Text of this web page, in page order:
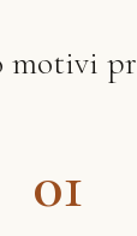
motivi
01